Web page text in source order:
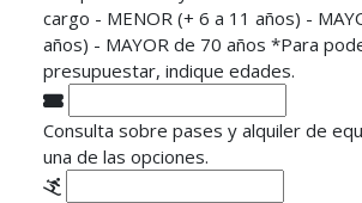
cargo - MENOR (+ 6 a 11 años) -
años) - MAYOR de 70 años *Para
presupuestar, indique edades.
Consulta sobre pases y alquiler de
una de las opciones.